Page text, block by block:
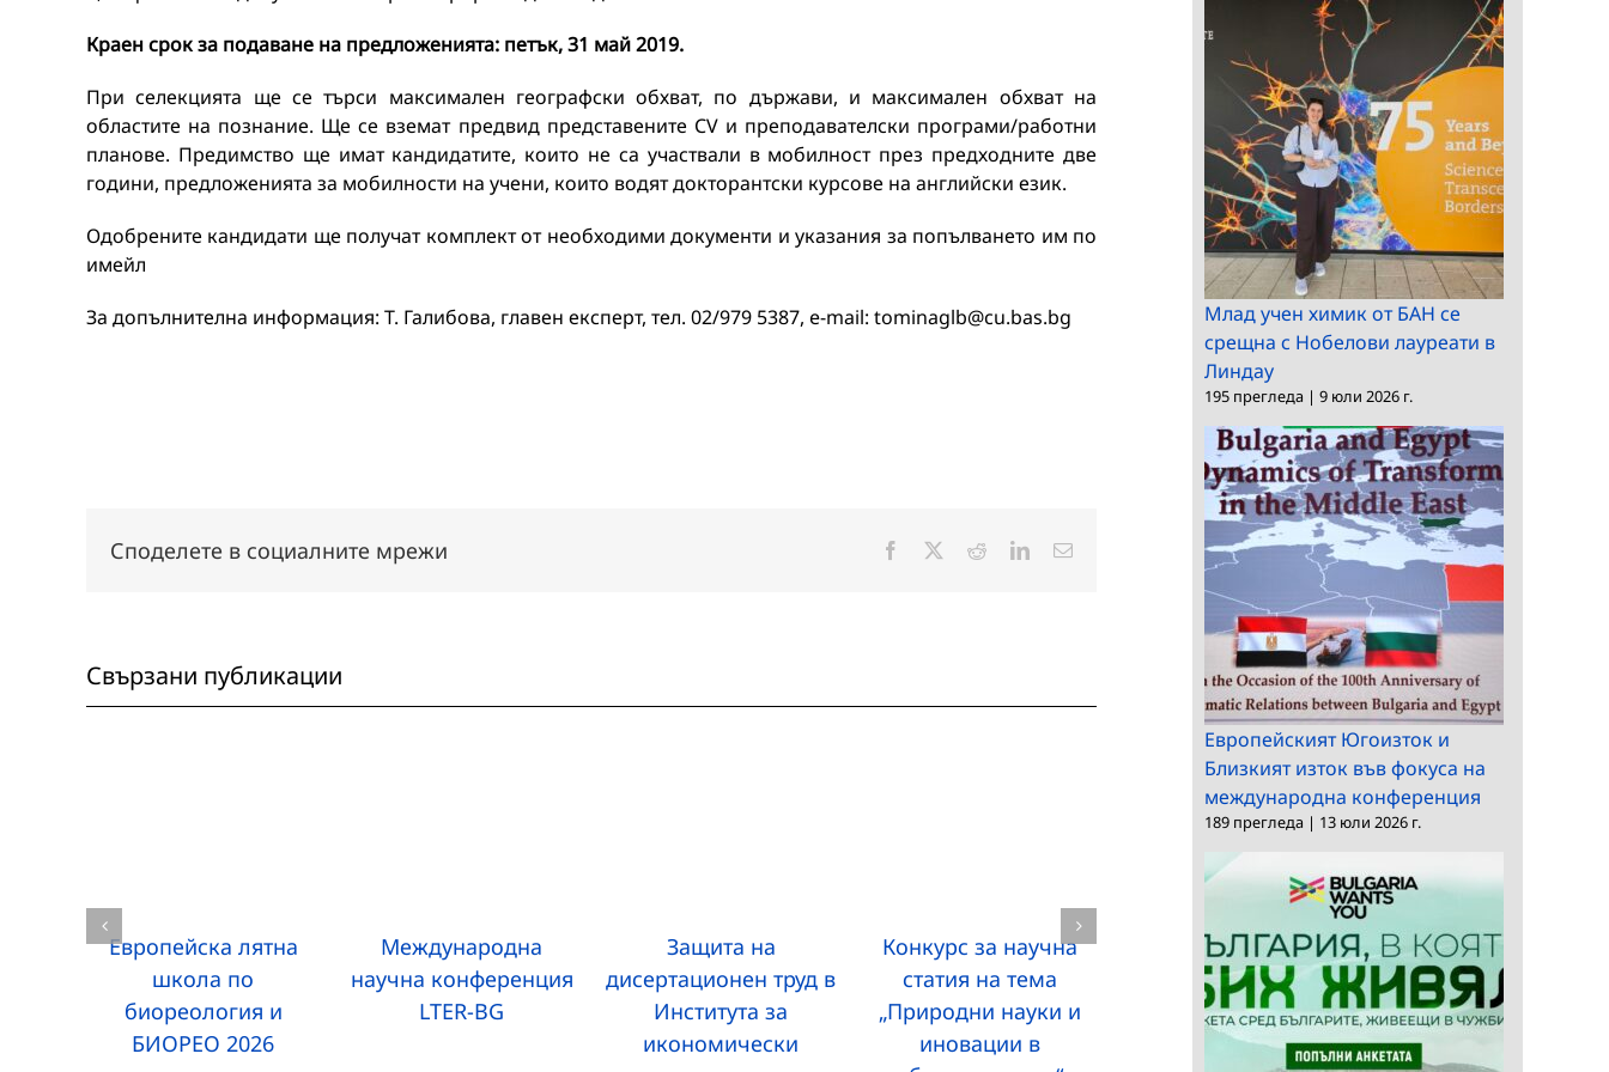
Краен срок за подаване на предложенията: петък, 31 май 2019.
При селекцията ще се търси максимален географски обхват, по държави, и максимален обхват на
областите на познание. Ще се вземат предвид представените CV и преподавателски програми/работни
планове. Предимство ще имат кандидатите, които не са участвали в мобилност през предходните две
години, предложенията за мобилности на учени, които водят докторантски курсове на английски език.
Одобрените кандидати ще получат комплект от необходими документи и указания за попълването им по
имейл
За допълнителна информация: Т. Галибова, главен експерт, тел. 02/979 5387, e-mail: tominaglb@cu.bas.bg
Споделете в социалните мрежи Facebook RedditLinkedInЕлектронна
Свързани публикации
Европейска лятна
школа по
биореология и
БИОРЕО 2026
Международна
научна конференция
LTER-BG
Защита на
дисертационен труд в
Института за
икономически
Конкурс за научна
статия на тема
„Природни науки и
иновации в
Кампания за проекти
между БАН и
Словенската
академия на науките
Публична защита на
Людмил Карауланов
в Института за
държавата и правото
Млад учен химик от БАН се
срещна с Нобелови лауреати в
Линдау
195 прегледа | 9 юли 2026 г.
Европейският Югоизток и
Близкият изток във фокуса на
международна конференция
189 прегледа | 13 юли 2026 г.